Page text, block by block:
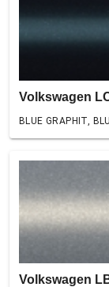
Volkswagen
BLUE GRAPHIT,
Volkswagen